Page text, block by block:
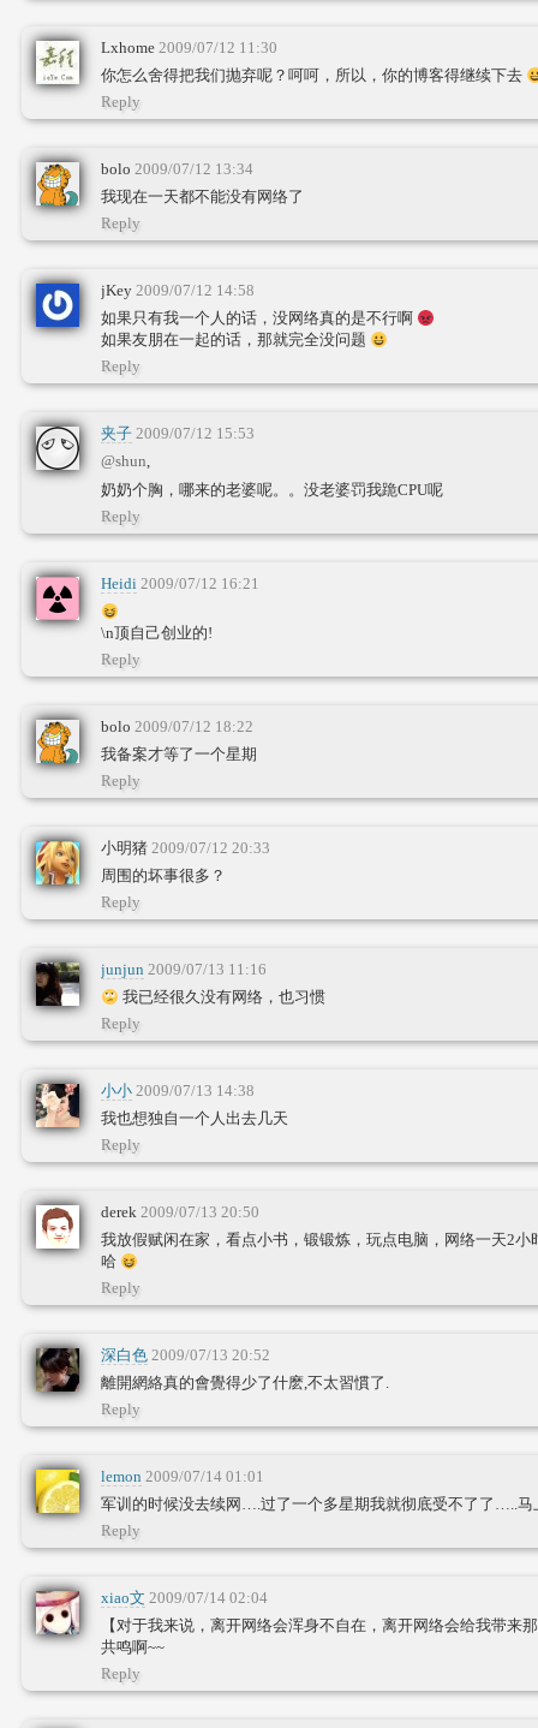
Lxhome 2009/07/12 11:30
你怎么舍得把我们抛弃呢？呵呵，所以，你的博客得继续下去
Reply
bolo 2009/07/12 13:34
我现在一天都不能没有网络了
Reply
jKey 2009/07/12 14:58
如果只有我一个人的话，没网络真的是不行啊
如果友朋在一起的话，那就完全没问题
Reply
夹子 2009/07/12 15:53
@shun,
奶奶个胸，哪来的老婆呢。。没老婆罚我跪CPU呢
Reply
Heidi 2009/07/12 16:21
\n顶自己创业的!
Reply
bolo 2009/07/12 18:22
我备案才等了一个星期
Reply
小明猪 2009/07/12 20:33
周围的坏事很多？
Reply
junjun 2009/07/13 11:16
我已经很久没有网络，也习惯
Reply
小小 2009/07/13 14:38
我也想独自一个人出去几天
Reply
derek 2009/07/13 20:50
我放假赋闲在家，看点小书，锻锻炼，玩点电脑，网络一天2
哈
Reply
深白色 2009/07/13 20:52
離開網絡真的會覺得少了什麽,不太習慣了.
Reply
lemon 2009/07/14 01:01
军训的时候没去续网….过了一个多星期我就彻底受不了了…..马
Reply
xiao文 2009/07/14 02:04
【对于我来说，离开网络会浑身不自在，离开网络会给我带来
共鸣啊~~
Reply